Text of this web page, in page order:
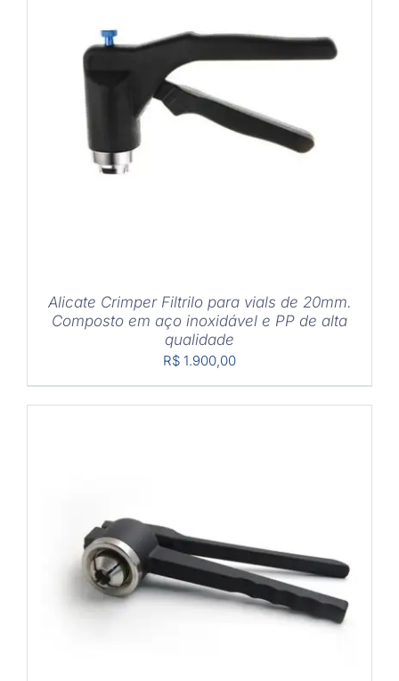
COMPRAR DETALHES
Alicate Crimper Filtrilo para vials de 20mm.
Composto em aço inoxidável e PP de alta
qualidade
R$ 1.900,00
COMPRAR / DETALHES